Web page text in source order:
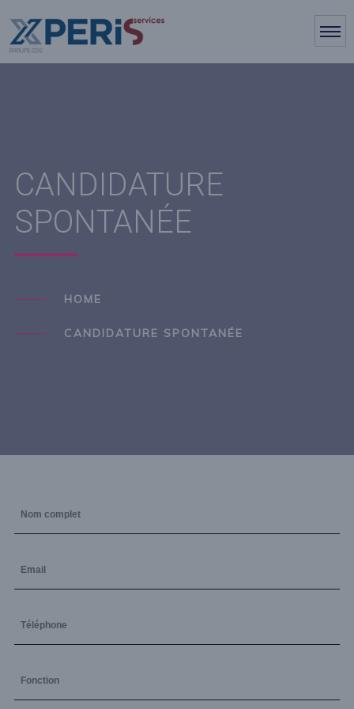
CANDIDATURE
SPONTANÉE
HOME
CANDIDATURE SPONTANÉE